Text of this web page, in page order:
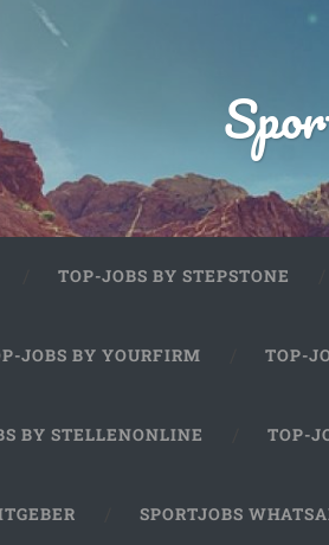
TOP-JOBS BY STEPSTONE
JOBS BY YOURFIRM TOP-
BY STELLENONLINE TOP-
SPORTJOBS